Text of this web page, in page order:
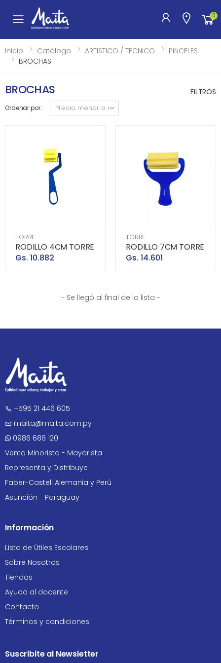
Toggle mobile menu 0
Inicio Catálogo ARTISTICO / TECNICO
PINCELES
BROCHAS
BROCHAS FILTROS
Ordenar por:
TORRE
RODILLO 4CM TORRE
Gs. 10.882
TORRE
RODILLO 7CM TORRE
Gs. 14.601
- Se llegó al final de la lista -
+595 21 446 605
maita@maita.com.py
0986 686 120
Venta Minorista - Mayorista
Representa y Distribuye
Faber-Castell Alemania y Perú
Asunción - Paraguay
Información
Lista de Útiles Escolares
Sobre Nosotros
Tiendas
Ayuda al docente
Contacto
Términos y condiciones
Suscribite al Newsletter